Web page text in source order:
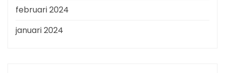
februari 2024
januari 2024